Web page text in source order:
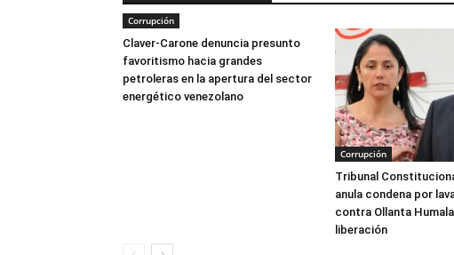
Corrupción
Claver-Carone denuncia presunto
favoritismo hacia grandes
petroleras en la apertura del sector
energético venezolano
Corrupción
Tribunal
anula condena por
contra Ollanta
liberación